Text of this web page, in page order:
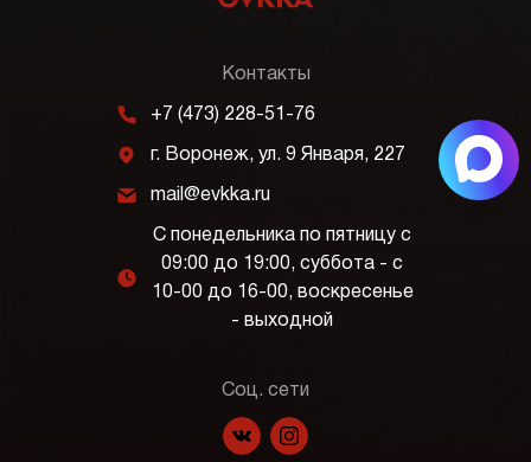
Контакты
m +7 (473) 228-51-76
j г. Воронеж, ул. 9 Января, 227
k mail@evkka.ru
l
С понедельника по пятницу с
09:00 до 19:00, суббота - с
10-00 до 16-00, воскресенье
- выходной
Соц. сети
f p